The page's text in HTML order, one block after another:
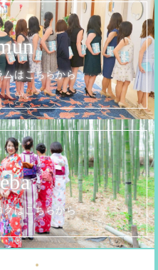
ムはこちらから
グはこちらから